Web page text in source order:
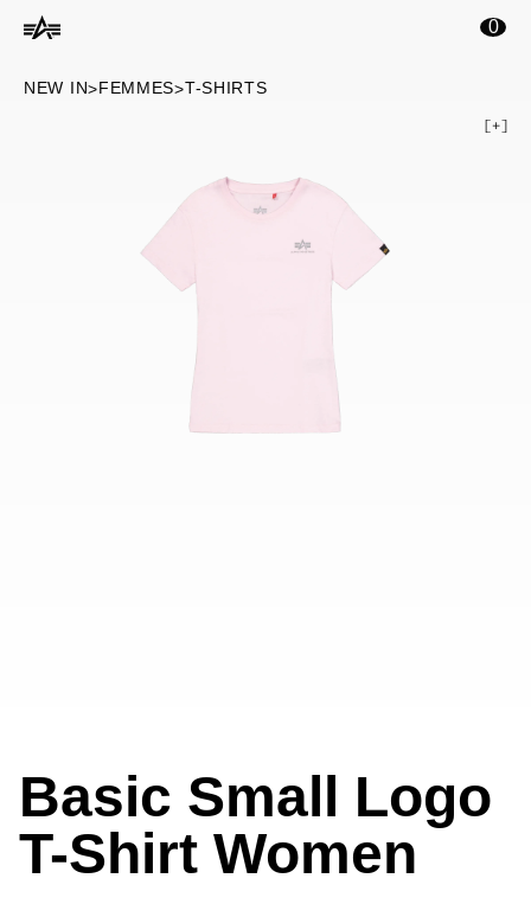
principal 0
NEW IN>FEMMES>T-SHIRTS
Basic Small Logo
T-Shirt Women